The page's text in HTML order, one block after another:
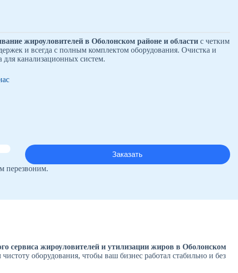
жироуловителей в Оболонском районе и областис четким
и всегда с полным комплектом оборудования. Очистка и
канализационных систем.
перезвоним.
сервиса жироуловителей и утилизации жиров в Оболонском
оборудования, чтобы ваш бизнес работал стабильно и без